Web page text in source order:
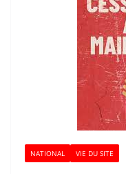
NATIONAL VIE DU SITE